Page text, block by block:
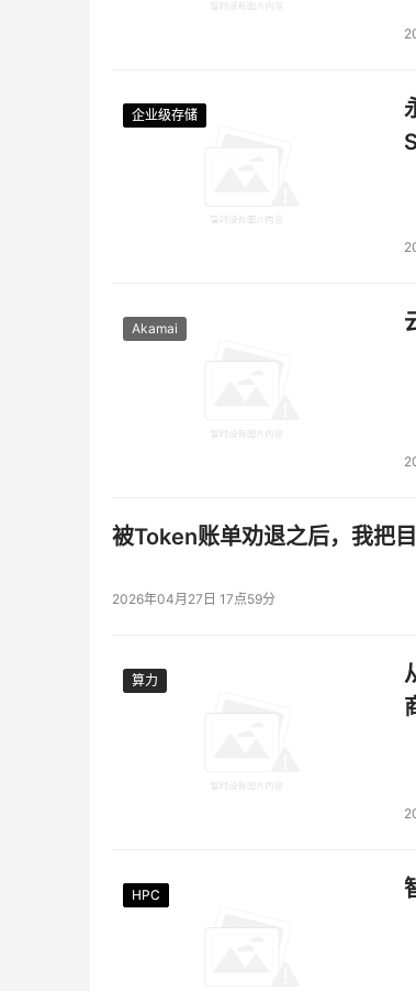
企业级存储
企业级存储
企业级存储
企业级存储
Akamai
被Token账单劝退之后，我把
2026年04月27日 17点59分
算力
算力
HPC
HPC
HPC
HPC
HPC
HPC